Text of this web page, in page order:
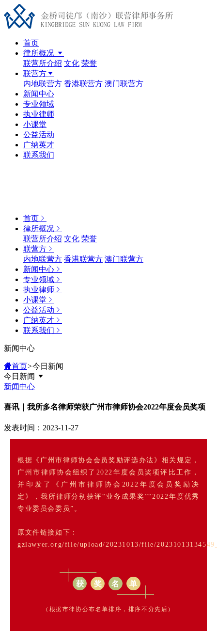
首页
律所概况
联营所介绍 文化 荣誉
联营方
内地联营方 香港联营方 澳门联营方
新闻中心
专业领域
执业律师
小课堂
公益活动
广纳英才
联系我们
首页
律所概况
联营所介绍 文化 荣誉
联营方
内地联营方 香港联营方 澳门联营方
新闻中心
专业领域
执业律师
小课堂
公益活动
广纳英才
联系我们
新闻中心
首页>今日新闻
今日新闻
新闻中心
喜讯｜我所多名律师荣获广州市律师协会2022年度会员奖项
发表时间：2023-11-27
根据《广州市律师协会会员奖励评选办法》相关规定，
广州市律师协会组织了2022年度会员奖项评比工作，
并印发了《广州市律师协会2022年度会员奖励决
定》，我所律师分别获评“业务成果奖”“2022年度优秀
专业委员会委员”。
原文件链接如下：
gzlawyer.org/file/upload/20231013/file/
获 奖 名 单
（根据市律协公布名单排序，排序不分先后）